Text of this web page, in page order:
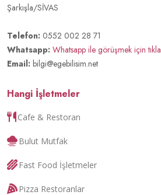
Şarkışla/SİVAS
Telefon: 0552 002 28 71
Whatsapp: Whatsapp ile görüşmek için tıkla
Email: bilgi@egebilisim.net
Hangi İşletmeler
Cafe & Restoran
Bulut Mutfak
Fast Food İşletmeler
Pizza Restoranlar